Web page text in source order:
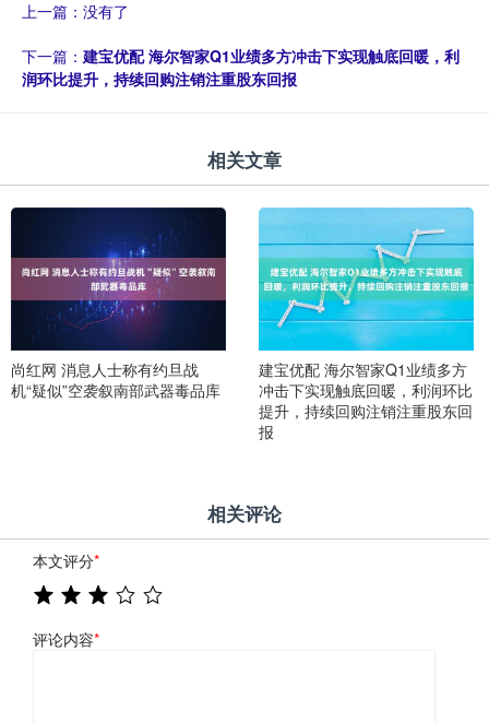
上一篇：没有了
下一篇： 建宝优配 海尔智家Q1业绩多方冲击下实现触底回暖，利
润环比提升，持续回购注销注重股东回报
相关文章
尚红网 消息人士称有约旦战
机“疑似”空袭叙南部武器毒品库
建宝优配 海尔智家Q1业绩多方
冲击下实现触底回暖，利润环比
提升，持续回购注销注重股东回
报
相关评论
本文评分*
评论内容*